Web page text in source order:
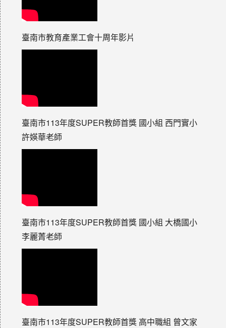
臺南市教育產業工會十周年影片
臺南市113年度SUPER教師首獎 國小組 西門實小
許媖華老師
臺南市113年度SUPER教師首獎 國小組 大橋國小
李麗菁老師
臺南市113年度SUPER教師首獎 高中職組 曾文家